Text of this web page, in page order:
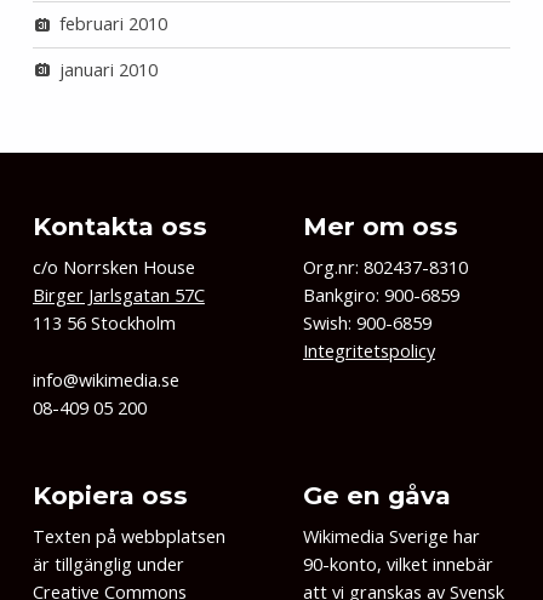
februari 2010
januari 2010
Kontakta oss
c/o Norrsken House
Birger Jarlsgatan 57C
113 56 Stockholm
info@wikimedia.se
08-409 05 200
Mer om oss
Org.nr: 802437-8310
Bankgiro: 900-6859
Swish: 900-6859
Integritetspolicy
Kopiera oss
Texten på webbplatsen
är tillgänglig under
Creative Commons
Ge en gåva
Wikimedia Sverige har
90-konto, vilket innebär
att vi granskas av Svensk